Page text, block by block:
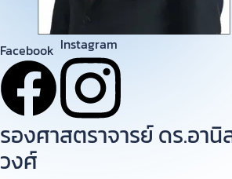
Facebook Instagram
รองศาสตราจารย์ ดร.อา
วงศ์